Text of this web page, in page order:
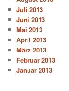
Juli 2013
Juni 2013
Mai 2013
April 2013
März 2013
Februar 2013
Januar 2013